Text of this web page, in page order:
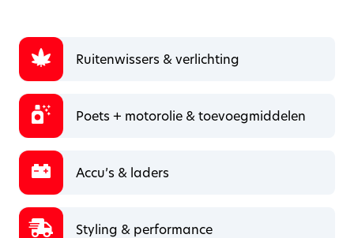
Ruitenwissers & verlichting
Poets + motorolie & toevoegmiddelen
Accu’s & laders
Styling & performance